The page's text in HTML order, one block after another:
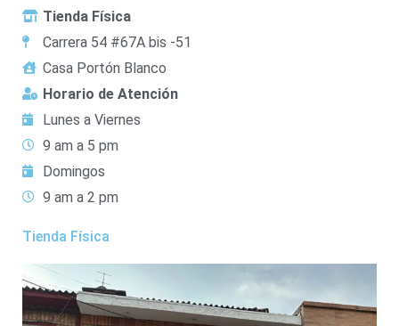
Tienda Física
Carrera 54 #67A bis -51
Casa Portón Blanco
Horario de Atención
Lunes a Viernes
9 am a 5 pm
Domingos
9 am a 2 pm
Tienda Física